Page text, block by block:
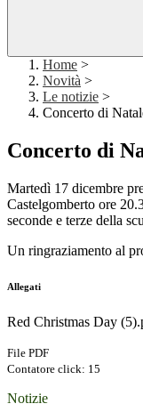
Home >
Novità >
Le notizie >
Concerto di
Concerto di
Martedì 17 dicembre
Castelgomberto ore
seconde e terze della
Un ringraziamento al
Allegati
Red Christmas Day
File PDF
Contatore click: 15
Notizie